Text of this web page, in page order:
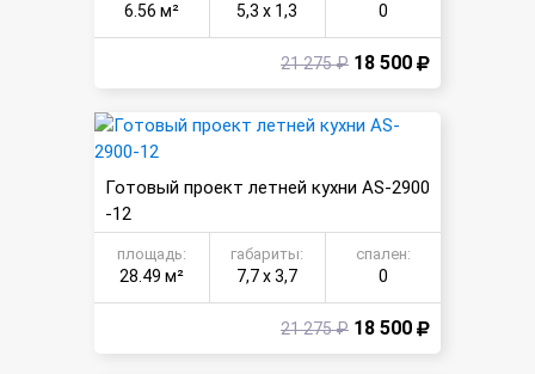
6.56 м² 5,3 х 1,3 0
21 275 ₽ 18 500
Готовый проект летней кухни AS-2900
-12
площадь:
28.49 м²
габариты:
7,7 х 3,7
спален:
0
21 275 ₽ 18 500